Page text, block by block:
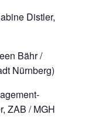
Distler,
Bähr /
Nürnberg)
ZAB / MGH